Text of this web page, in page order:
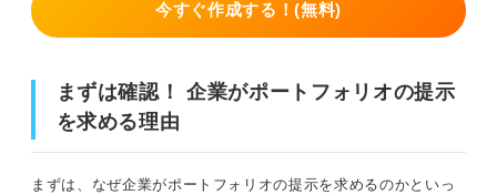
今すぐ作成する！(無料)
まずは確認！ 企業がポートフォリオの提示
を求める理由
まずは、なぜ企業がポートフォリオの提示を求めるのかといっ